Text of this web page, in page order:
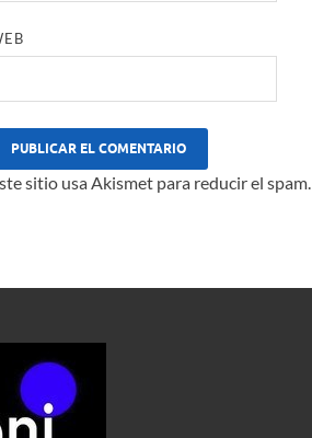
sitio usa Akismet para reducir el spam.